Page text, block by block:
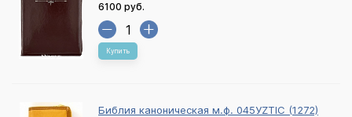
6100 руб.
Купить
Библия каноническая м.ф. 045УZTIC (1272)